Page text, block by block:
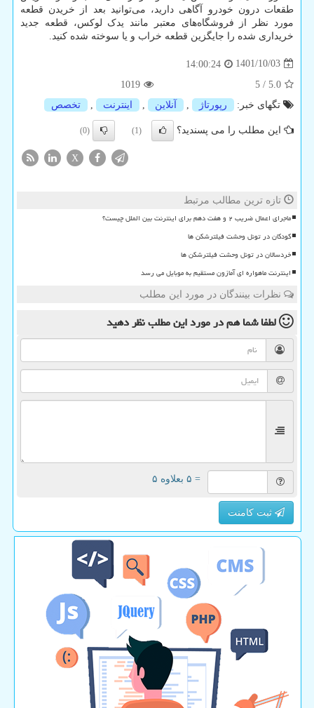
طقعات درون خودرو آگاهی دارید، می‌توانید بعد از خریدن قطعه
مورد نظر از فروشگاه‌های معتبر مانند یدک لوکس، قطعه جدید
خریداری شده را جایگزین قطعه خراب و یا سوخته شده کنید.
1401/10/03
14:00:24
5.0
/
5
1019
تگهای خبر:
رپورتاژ آنلاین اینترنت تخصص
این مطلب را می پسندید؟ (1)
(0)
X
تازه ترین مطالب مرتبط
ماجرای اعمال ضریب ۲ و هفت دهم برای اینترنت بین الملل چیست؟
کودکان در تونل وحشت فیلترشکن ها
خردسالان در تونل وحشت فیلترشکن ها
اینترنت ماهواره ای آمازون مستقیم به موبایل می رسد
نظرات بینندگان در مورد این مطلب
لطفا شما همدر مورد این مطلبنظر دهید
= ۵ بعلاوه ۵
ثبت کامنت